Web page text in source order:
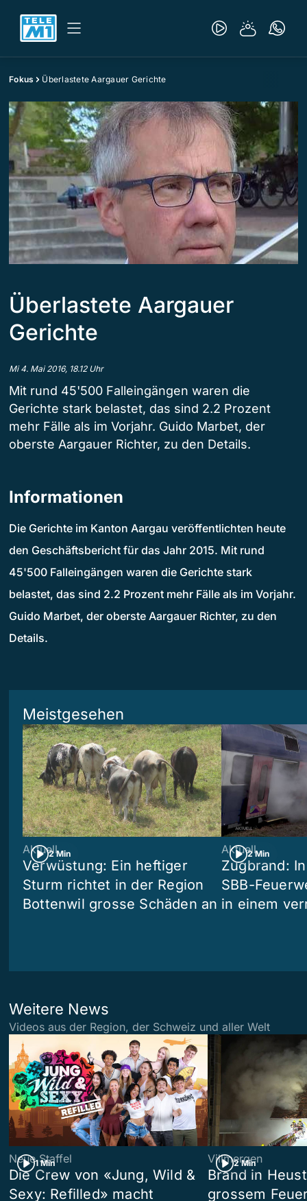
Fokus Überlastete Aargauer Gerichte
Überlastete Aargauer
Gerichte
Mi 4. Mai 2016, 18.12 Uhr
Mit rund 45'500 Falleingängen waren die
Gerichte stark belastet, das sind 2.2 Prozent
mehr Fälle als im Vorjahr. Guido Marbet, der
oberste Aargauer Richter, zu den Details.
Informationen
Die Gerichte im Kanton Aargau veröffentlichten heute
den Geschäftsbericht für das Jahr 2015. Mit rund
45'500 Falleingängen waren die Gerichte stark
belastet, das sind 2.2 Prozent mehr Fälle als im Vorjahr.
Guido Marbet, der oberste Aargauer Richter, zu den
Details.
Meistgesehen
2 Min
Aktuell
Verwüstung: Ein heftiger
Sturm richtet in der Region
Bottenwil grosse Schäden an
2 Min
Aktuell
Zugbrand:
SBB-
in einem
Weitere News
Videos aus der Region, der Schweiz und aller Welt
1 Min
Neue Staffel
Die Crew von «Jung, Wild &
Sexy: Refilled» macht
2 Min
Villmergen
Brand in
grossem